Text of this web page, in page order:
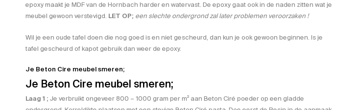
epoxy maakt je MDF van de Hornbach harder en watervast. De epoxy gaat ook in de naden zitten wat je
meubel gewoon verstevigd. LET OP; een slechte ondergrond zal later problemen veroorzaken !
Wil je een oude tafel doen die nog goed is en niet gescheurd, dan kun je ook gewoon beginnen. Is je
tafel gescheurd of kapot gebruik dan weer de epoxy.
Je Beton Cire meubel smeren;
Je Beton Cire meubel smeren;
Laag 1 ; Je verbruikt ongeveer 800 – 1000 gram per m² aan Beton Ciré poeder op een gladde